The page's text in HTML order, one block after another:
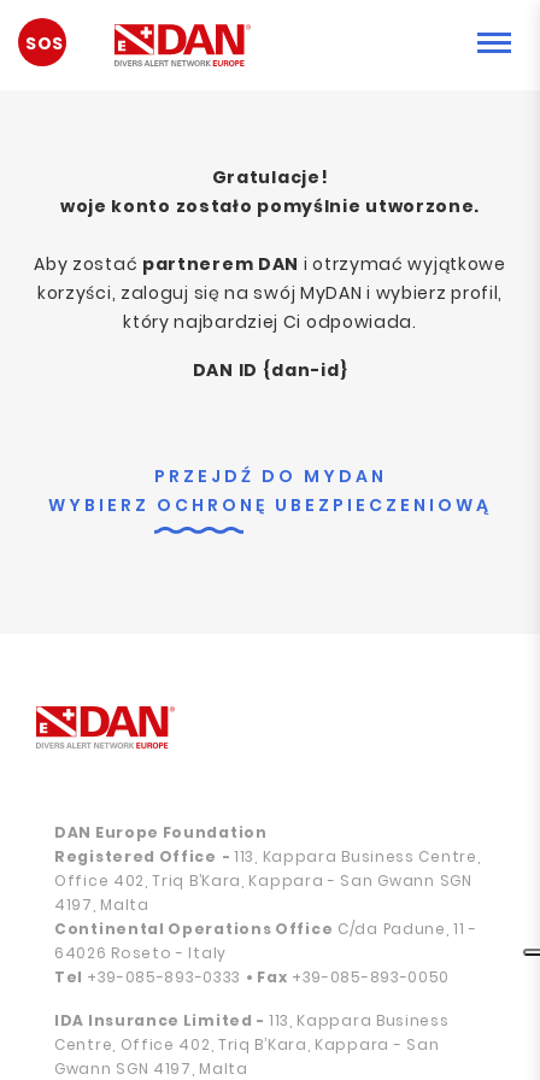
SYTUACJA
Gratulacje!
woje konto zostało pomyślnie utworzone.
Aby zostać partnerem DAN i otrzymać wyjątkowe
korzyści, zaloguj się na swój MyDAN i wybierz profil,
który najbardziej Ci odpowiada.
DAN ID {dan-id}
PRZEJDŹ DO MYDAN
WYBIERZ OCHRONĘ UBEZPIECZENIOWĄ
DAN Europe Foundation
Registered Office -113, Kappara Business Centre,
Office 402, Triq B’Kara, Kappara - San Gwann SGN
4197, Malta
Continental Operations Office C/da Padune, 11 -
64026 Roseto - Italy
Tel +39-085-893-0333 • Fax +39-085-893-0050
IDA Insurance Limited - 113, Kappara Business
Centre, Office 402, Triq B’Kara, Kappara - San
Gwann SGN 4197, Malta